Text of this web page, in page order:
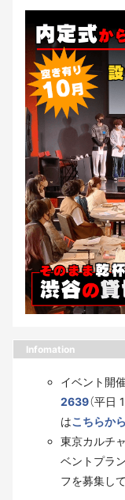
Infomation
イベント開
2639（平日
はこちらか
東京カルチ
ベントプラ
フを募集し